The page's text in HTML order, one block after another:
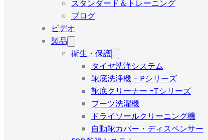
スタンダード＆トレーニング
ブログ
ビデオ
製品
衛生・保護
タイヤ洗浄システム
靴底洗浄機 - Pシリーズ
靴底クリーナー -Tシリーズ
ブーツ洗濯機
ドライソールクリーニング機
自動靴カバー・ディスペンサー